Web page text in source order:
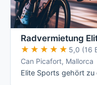
Radvermietung
★★★★★
★★★★★ 5,0 (16
Can Picafort, Mallorca